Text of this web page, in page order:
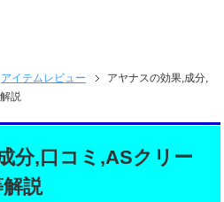
アイテムレビュー
アヤナスの効果,成分,
説
分,口コミ,ASクリー
説